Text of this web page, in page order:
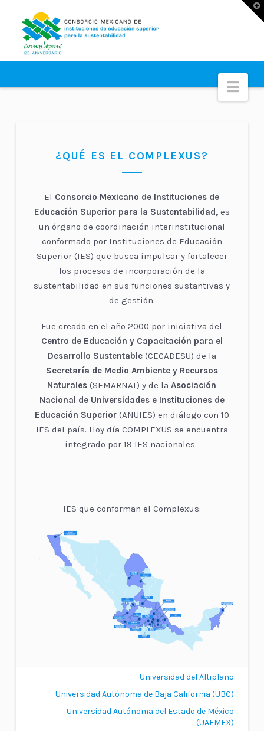
¿QUÉ ES EL COMPLEXUS?
El Consorcio Mexicano de Instituciones de
Educación Superior para la Sustentabilidad,es
un órgano de coordinación interinstitucional
conformado por Instituciones de Educación
Superior (IES) que busca impulsar y fortalecer
los procesos de incorporación de la
sustentabilidad en sus funciones sustantivas y
de gestión.
Fue creado en el año 2000 por iniciativa del
Centro de Educación y Capacitación para el
Desarrollo Sustentable (CECADESU) de la
Secretaría de Medio Ambiente y Recursos
Naturales(SEMARNAT) y de laAsociación
Nacional de Universidades e Instituciones de
Educación Superior (ANUIES) en diálogo con 10
IES del país. Hoy día COMPLEXUS se encuentra
integrado por 19 IES nacionales.
IES que conforman el Complexus:
IES que conforman el Complexus.
Universidad del Altiplano
Universidad Autónoma de Baja California (UBC)
Universidad Autónoma del Estado de México
(UAEMEX)